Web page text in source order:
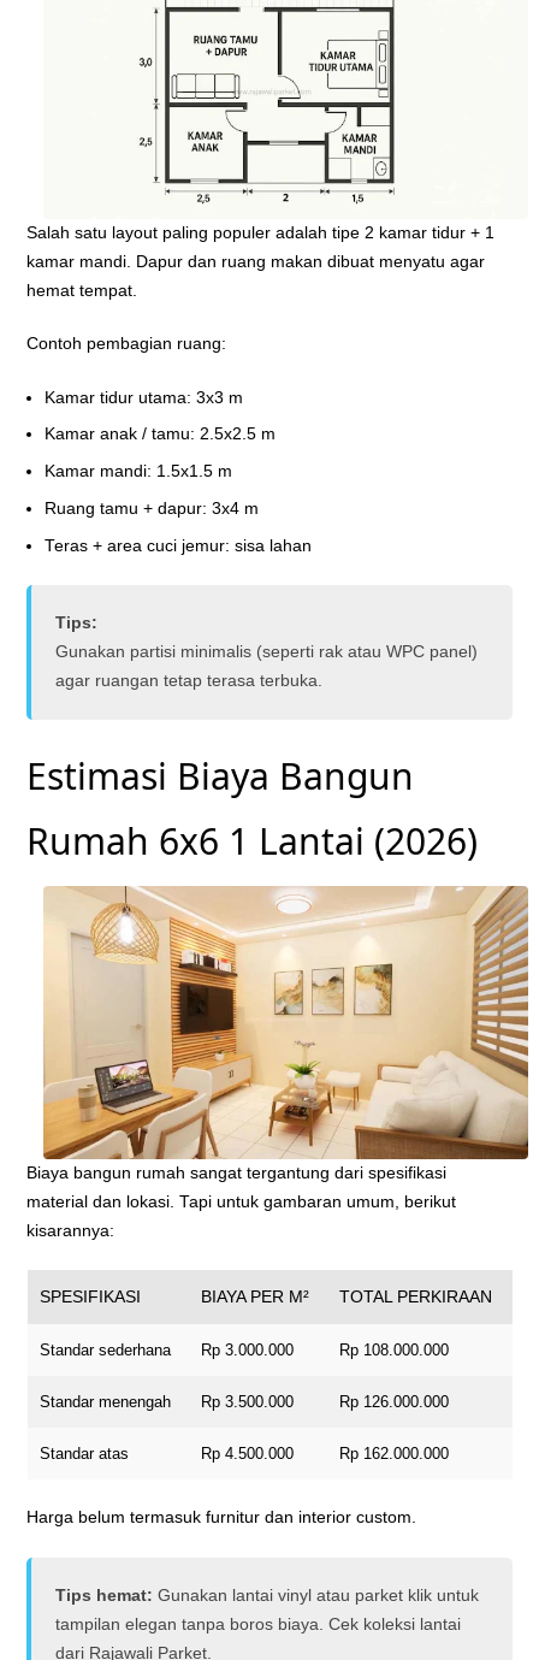
Salah satu layout paling populer adalah tipe 2 kamar tidur + 1
kamar mandi. Dapur dan ruang makan dibuat menyatu agar
hemat tempat.
Contoh pembagian ruang:
Kamar tidur utama: 3x3 m
Kamar anak / tamu: 2.5x2.5 m
Kamar mandi: 1.5x1.5 m
Ruang tamu + dapur: 3x4 m
Teras + area cuci jemur: sisa lahan
Tips:
Gunakan partisi minimalis (seperti rak atau WPC panel)
agar ruangan tetap terasa terbuka.
Estimasi Biaya Bangun
Rumah 6x6 1 Lantai (2026)
Biaya bangun rumah sangat tergantung dari spesifikasi
material dan lokasi. Tapi untuk gambaran umum, berikut
kisarannya:
SPESIFIKASI BIAYA PER M² TOTAL PERKIRAAN
Standar sederhana Rp 3.000.000 Rp 108.000.000
Standar menengah Rp 3.500.000 Rp 126.000.000
Standar atas Rp 4.500.000 Rp 162.000.000
Harga belum termasuk furnitur dan interior custom.
Tips hemat: Gunakan lantai vinyl atau parket klik untuk
tampilan elegan tanpa boros biaya. Cek koleksi lantai
dari Rajawali Parket.